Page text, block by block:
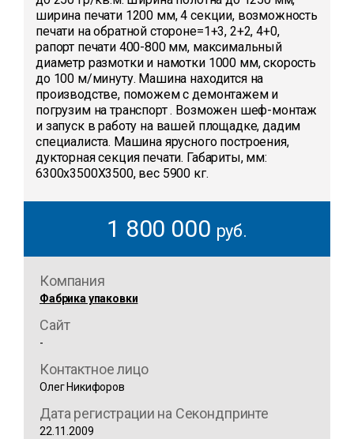
ширина печати 1200 мм, 4 секции, возможность
печати на обратной стороне=1+3, 2+2, 4+0,
рапорт печати 400-800 мм, максимальный
диаметр размотки и намотки 1000 мм, скорость
до 100 м/минуту. Машина находится на
производстве, поможем с демонтажем и
погрузим на транспорт . Возможен шеф-монтаж
и запуск в работу на вашей площадке, дадим
специалиста. Машина ярусного построения,
дукторная секция печати. Габариты, мм:
6300х3500Х3500, вес 5900 кг.
1 800 000 руб.
Компания
Фабрика упаковки
Сайт
-
Контактное лицо
Олег Никифоров
Дата регистрации на Секондпринте
22.11.2009